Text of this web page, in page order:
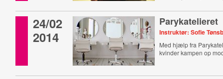
24/02
2014
Parykatelieret
Instruktør: Sofie
Med hjælp fra
kvinder kampen op